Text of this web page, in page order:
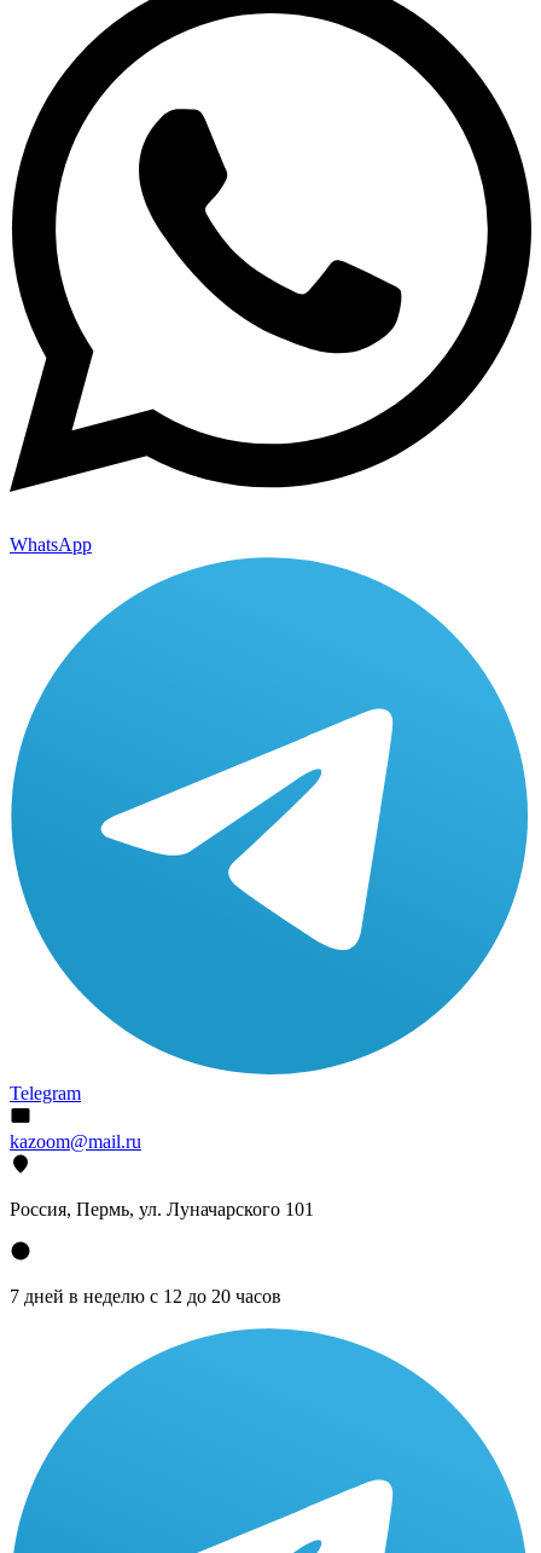
WhatsApp
Telegram
kazoom@mail.ru
Россия, Пермь, ул. Луначарского 101
7 дней в неделю с 12 до 20 часов